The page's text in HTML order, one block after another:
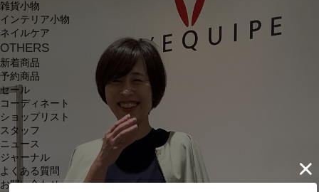
雑貨小物
インテリア小物
ネイルケア
OTHERS
新着商品
予約商品
セール
コーディネート
ショップリスト
スタッフ
ニュース
ジャーナル
よくある質問
お問い合わせ